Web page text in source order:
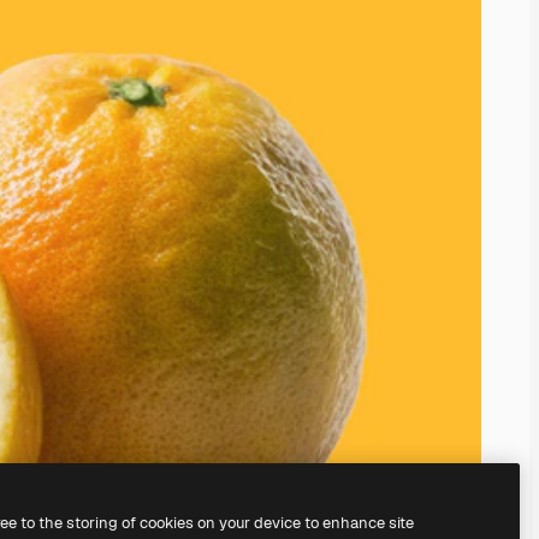
to the storing of cookies on your device to enhance site